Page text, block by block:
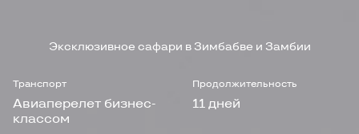
Эксклюзивное сафари в Зимбабве и Замбии
Транспорт
Авиаперелет бизнес-
классом
Продолжительность
11 дней